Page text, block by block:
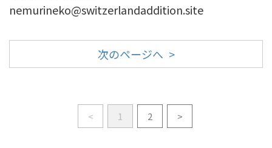
nemurineko@switzerlandaddition.site
次のページへ >
< 1 2 >